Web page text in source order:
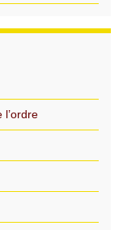
l’ordre